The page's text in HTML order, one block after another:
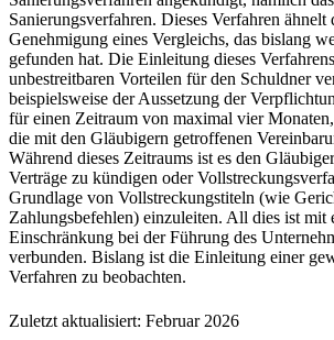
Sanierungsverfahren. Dieses Verfahren ähnelt
Genehmigung eines Vergleichs, das bislang
gefunden hat. Die Einleitung dieses
unbestreitbaren Vorteilen für den Schuldner
beispielsweise der Aussetzung der
für einen Zeitraum von maximal vier
die mit den Gläubigern getroffenen
Während dieses Zeitraums ist es den
Verträge zu kündigen oder
Grundlage von Vollstreckungstiteln (wie
Zahlungsbefehlen) einzuleiten. All dies ist mit
Einschränkung bei der Führung des
verbunden. Bislang ist die Einleitung einer
Verfahren zu beobachten.
Zuletzt aktualisiert: Februar 2026